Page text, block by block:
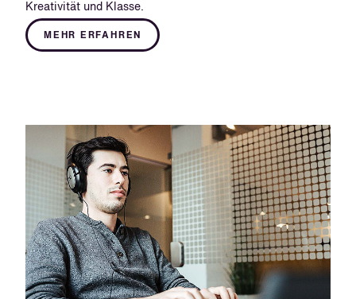
Kreativität und Klasse.
MEHR ERFAHREN